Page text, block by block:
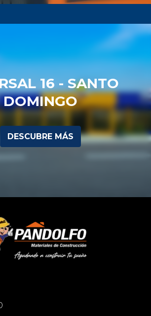
16 - SANTO
DOMINGO
DESCUBRE MÁS